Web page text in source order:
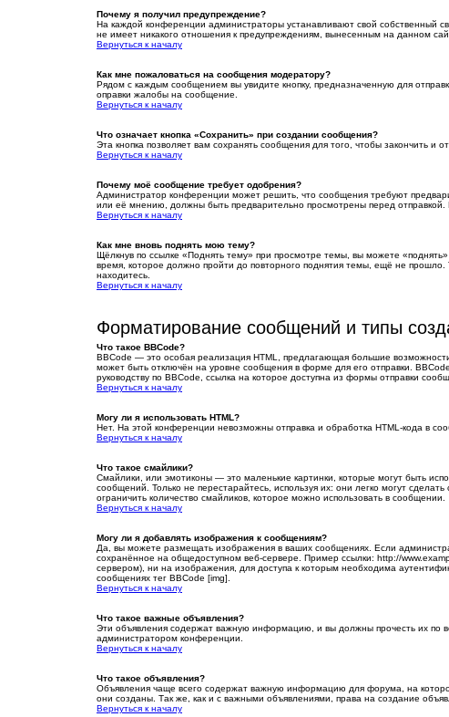
Почему я получил предупреждение?
На каждой конференции администраторы устанавливают свой собственный
не имеет никакого отношения к предупреждениям, вынесенным на данном
Вернуться к началу
Как мне пожаловаться на сообщения модератору?
Рядом с каждым сообщением вы увидите кнопку, предназначенную для
оправки жалобы на сообщение.
Вернуться к началу
Что означает кнопка «Сохранить» при создании сообщения?
Эта кнопка позволяет вам сохранять сообщения для того, чтобы закончить и
Вернуться к началу
Почему моё сообщение требует одобрения?
Администратор конференции может решить, что сообщения требуют
или её мнению, должны быть предварительно просмотрены перед
Вернуться к началу
Как мне вновь поднять мою тему?
Щёлкнув по ссылке «Поднять тему» при просмотре темы, вы можете
время, которое должно пройти до повторного поднятия темы, ещё не
находитесь.
Вернуться к началу
Форматирование сообщений и типы
Что такое BBCode?
BBCode — это особая реализация HTML, предлагающая большие
может быть отключён на уровне сообщения в форме для его отправки.
руководству по BBCode, ссылка на которое доступна из формы отправки
Вернуться к началу
Могу ли я использовать HTML?
Нет. На этой конференции невозможны отправка и обработка HTML-кода в
Вернуться к началу
Что такое смайлики?
Смайлики, или эмотиконы — это маленькие картинки, которые могут быть
сообщений. Только не перестарайтесь, используя их: они легко могут
ограничить количество смайликов, которое можно использовать в сообщении.
Вернуться к началу
Могу ли я добавлять изображения к сообщениям?
Да, вы можете размещать изображения в ваших сообщениях. Если
сохранённое на общедоступном веб-сервере. Пример ссылки: http://
сервером), ни на изображения, для доступа к которым необходима
сообщениях тег BBCode [img].
Вернуться к началу
Что такое важные объявления?
Эти объявления содержат важную информацию, и вы должны прочесть их по
администратором конференции.
Вернуться к началу
Что такое объявления?
Объявления чаще всего содержат важную информацию для форума, на
они созданы. Так же, как и с важными объявлениями, права на создание
Вернуться к началу